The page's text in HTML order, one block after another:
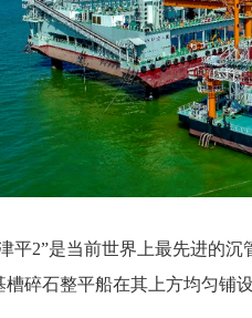
平2”是当前世界上最先进的
碎石整平船在其上方均匀铺设